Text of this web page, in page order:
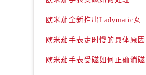
欧米茄全新推出
欧米茄手表走时慢的具体原因
欧米茄手表受磁如何正确消磁